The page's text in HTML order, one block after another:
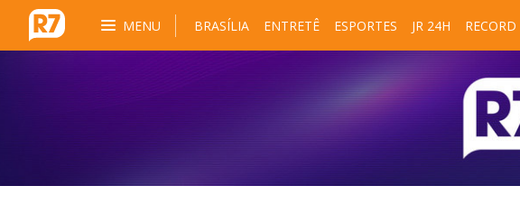
MENU BRASÍLIA ENTRETÊ ESPORTES JR 24H RECORD